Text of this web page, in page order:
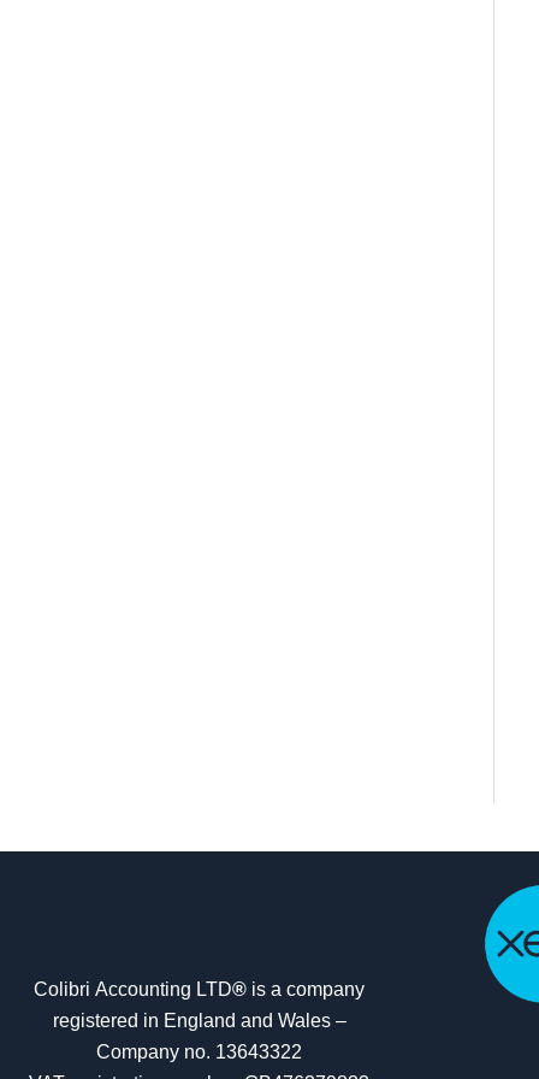
Colibri Accounting LTD® is a company
registered in England and Wales –
Company no. 13643322